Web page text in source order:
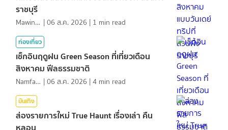
ราชบุรี
MawinMatravel |06 ส.ค. 2026 | 1 min read
ท่องเที่ยว
เช็กอินฤดูฝน Green Season ที่เที่ยวเดือน
สิงหาคม ฟีลธรรมชาติ
NamfahPhupha |06 ส.ค. 2026 |4 min read
บันเทิง
ส่องรายการใหม่ True Haunt เรื่องเล่า คืน
หลอน